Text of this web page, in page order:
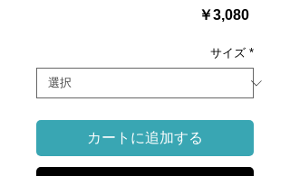
￥3,080価
サイズ *
カートに追加する